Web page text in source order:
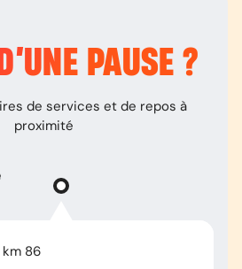
UNE PAUSE ?
de services et de repos à
proximité
86